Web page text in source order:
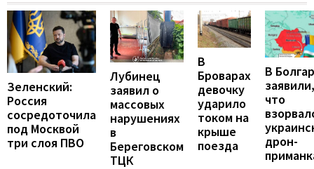
Зеленский:
Россия
сосредоточила
под Москвой
три слоя ПВО
Лубинец
заявил о
массовых
нарушениях
в
Береговском
ТЦК
В
Броварах
девочку
ударило
током на
крыше
поезда
В
заявили,
что
дрон-